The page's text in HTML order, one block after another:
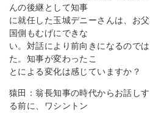
んの後継として知事
に就任した玉城デニーさんは、お
国側もむげにできな
い。対話により前向きになるので
た。知事が変わったこ
とによる変化は感じていますか？
猿田：翁長知事の時代からお話し
る前に、ワシントン